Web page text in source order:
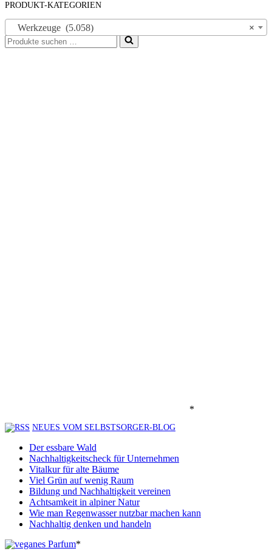
PRODUKT-KATEGORIEN
×
Werkzeuge (5.058)
Suchen
nach …
*
NEUES VOM SELBSTSORGER-BLOG
Der essbare Wald
Nachhaltigkeitscheck für Unternehmen
Vitalkur für alte Bäume
Viel Grün auf wenig Raum
Bildung und Nachhaltigkeit vereinen
Achtsamkeit in alpiner Natur
Wie man Regenwasser nutzbar machen kann
Nachhaltig denken und handeln
*